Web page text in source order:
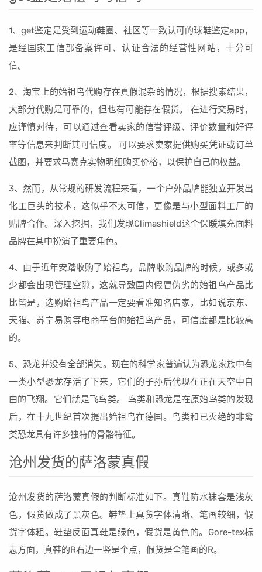
1、get鉴定是受到运动鞋圈、社区等一致认可的球鞋鉴定app，
是经国家工信部备案许可、认证合法的经营性网站，十分可
信。
2、淘宝上的始祖鸟代购存在真假混杂的情况，根据搜索结果，
大部分代购是可靠的，但也有可能存在假货。 在进行交易时，
应谨慎对待，可以通过查看卖家的信誉评级、评价数量和好评
率等信息来判断其可信度。 可以要求卖家提供购买凭证或订单
截图，并要求马赛克实物明细购买价格，以保护自己的权益。
3、然而，从常规的研发流程来看，一个户外品牌能独立开发出
化工巨头的技术，这似乎不太可信，更像是与小型面料工厂的
贴牌合作。深入挖掘，我们发现Climashield这个保暖填充面料
品牌在其中扮演了重要角色。
4、由于近年安踏收购了始祖鸟，品牌收购品牌的时候，或多或
少都会出现管理空隙，这就导致国内假冒伪劣的始祖鸟产品比
比皆是，选购始祖鸟产品一定要看准知名店家，比如说京东、
天猫、苏宁易购等电商平台的始祖鸟产品，可信度都是比较高
的。
5、恐龙并没有全部消失。现在的科学家普遍认为恐龙家族中有
一类小型恐龙存活了下来，它们的子孙后代现在正在天空中自
由的飞翔。它们就是飞鸟类。 鸟类和恐龙是在原始鸟类的发现
后，在十九世纪首次提出始祖鸟在德国。鸟类和已灭绝的非禽
类恐龙具有许多独特的骨骼特征。
沧州发货的萨洛蒙真假
沧州发货的萨洛蒙真假的判断标准如下。真鞋防水袜套是浅灰
色，假货做成了黑灰色。鞋垫上真货字体清晰、笔画较细，假
货字体粗。鞋垫反面真鞋是绿色，假货是黄色的。Gore-tex标
志方面，真鞋的R右边一竖是个点，假货是全笔画的R。